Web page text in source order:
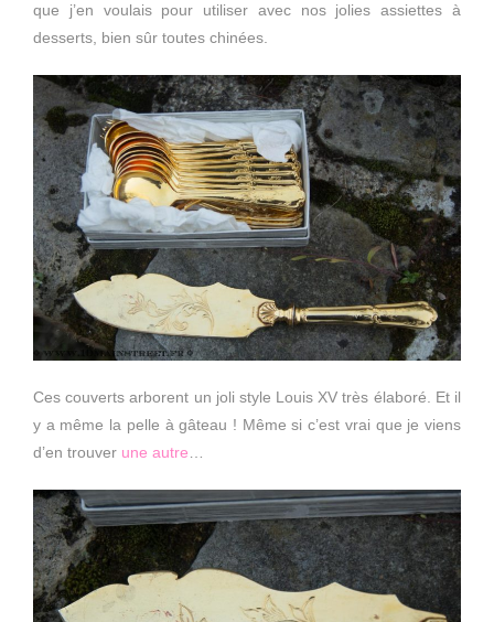
que j’en voulais pour utiliser avec nos jolies assiettes à
desserts, bien sûr toutes chinées.
Ces couverts arborent un joli style Louis XV très élaboré. Et il
y a même la pelle à gâteau ! Même si c’est vrai que je viens
d’en trouver une autre